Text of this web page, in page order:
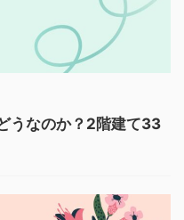
うなのか？2階建て33